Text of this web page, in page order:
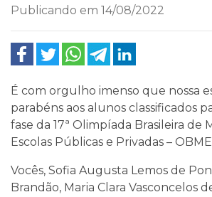
Publicando em 14/08/2022
É com orgulho imenso que nossa
parabéns aos alunos classificados
fase da 17ª Olimpíada Brasileira de
Escolas Públicas e Privadas –
Vocês, Sofia Augusta Lemos de
Brandão, Maria Clara Vasconcelos